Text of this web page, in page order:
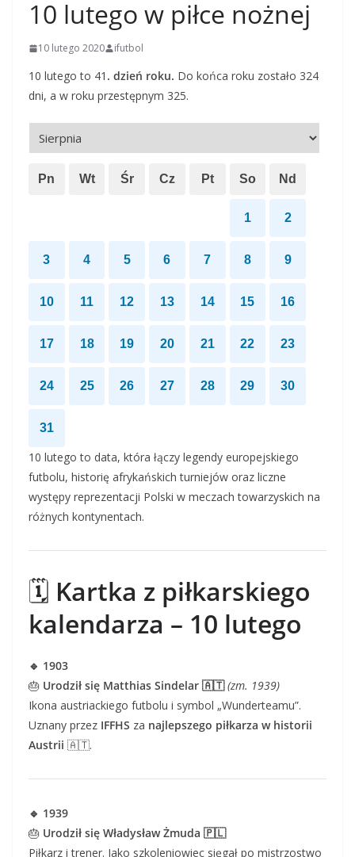
10 lutego w piłce nożnej
10 lutego 2020 ifutbol
10 lutego to 41 . dzień roku. Do końca roku zostało 324
dni, a w roku przestępnym 325.
Pn Wt Śr Cz Pt So Nd
1 2
3 4 5 6 7 8 9
10 11 12 13 14 15 16
17 18 19 20 21 22 23
24 25 26 27 28 29 30
31
10 lutego to data, która łączy legendy europejskiego
futbolu, historię afrykańskich turniejów oraz liczne
występy reprezentacji Polski w meczach towarzyskich na
różnych kontynentach.
🗓️ Kartka z piłkarskiego
kalendarza – 10 lutego
🔹 1903
🎂 Urodził się Matthias Sindelar 🇦🇹 (zm. 1939)
Ikona austriackiego futbolu i symbol „Wunderteamu”.
Uznany przez IFFHS za najlepszego piłkarza w historii
Austrii 🇦🇹.
🔹 1939
🎂 Urodził się Władysław Żmuda 🇵🇱
Piłkarz i trener. Jako szkoleniowiec sięgał po mistrzostwo